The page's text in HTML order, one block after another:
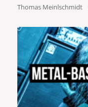
Thomas Meinlschmidt